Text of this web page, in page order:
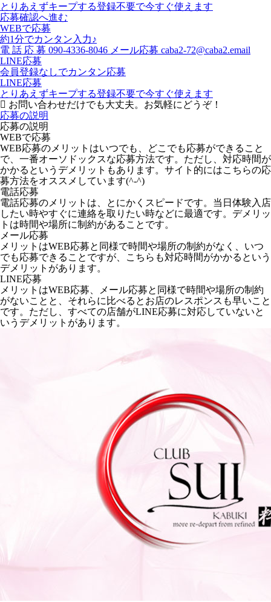
とりあえずキープする登録不要で今すぐ使えます
応募確認へ進む
WEBで応募
約1分でカンタン入力♪
電 話 応 募 090-4336-8046 メール応募 caba2-72@caba2.email
LINE応募
会員登録なしでカンタン応募
LINE応募
とりあえずキープする登録不要で今すぐ使えます
お問い合わせだけでも大丈夫。お気軽にどうぞ！
応募の説明
応募の説明
WEBで応募
WEB応募のメリットはいつでも、どこでも応募ができること
で、一番オーソドックスな応募方法です。ただし、対応時間が
かかるというデメリットもあります。サイト的にはこちらの応
募方法をオススメしています(^-^)
電話応募
電話応募のメリットは、とにかくスピードです。当日体験入店
したい時やすぐに連絡を取りたい時などに最適です。デメリッ
トは時間や場所に制約があることです。
メール応募
メリットはWEB応募と同様で時間や場所の制約がなく、いつ
でも応募できることですが、こちらも対応時間がかかるという
デメリットがあります。
LINE応募
メリットはWEB応募、メール応募と同様で時間や場所の制約
がないことと、それらに比べるとお店のレスポンスも早いこと
です。ただし、すべての店舗がLINE応募に対応していないと
いうデメリットがあります。